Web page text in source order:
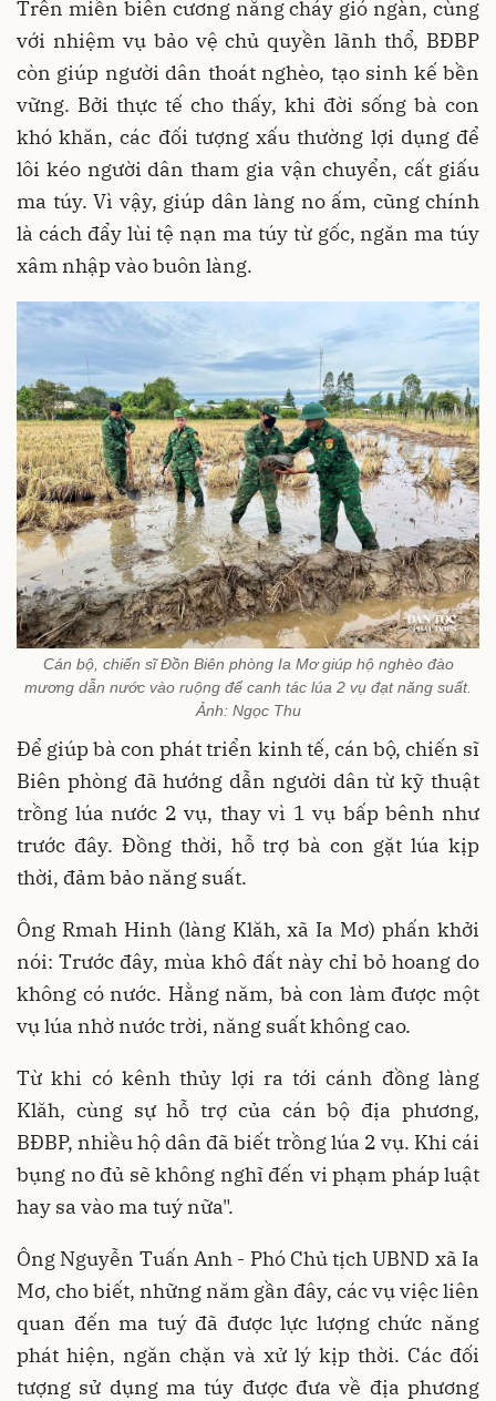
Trên miền biên cương nắng cháy gió ngàn, cùng
với nhiệm vụ bảo vệ chủ quyền lãnh thổ, BĐBP
còn giúp người dân thoát nghèo, tạo sinh kế bền
vững. Bởi thực tế cho thấy, khi đời sống bà con
khó khăn, các đối tượng xấu thường lợi dụng để
lôi kéo người dân tham gia vận chuyển, cất giấu
ma túy. Vì vậy, giúp dân làng no ấm, cũng chính
là cách đẩy lùi tệ nạn ma túy từ gốc, ngăn ma túy
xâm nhập vào buôn làng.
Cán bộ, chiến sĩ Đồn Biên phòng Ia Mơ giúp hộ nghèo đào
mương dẫn nước vào ruộng để canh tác lúa 2 vụ đạt năng suất.
Ảnh: Ngọc Thu
Để giúp bà con phát triển kinh tế, cán bộ, chiến sĩ
Biên phòng đã hướng dẫn người dân từ kỹ thuật
trồng lúa nước 2 vụ, thay vì 1 vụ bấp bênh như
trước đây. Đồng thời, hỗ trợ bà con gặt lúa kịp
thời, đảm bảo năng suất.
Ông Rmah Hinh (làng Klăh, xã Ia Mơ) phấn khởi
nói: Trước đây, mùa khô đất này chỉ bỏ hoang do
không có nước. Hằng năm, bà con làm được một
vụ lúa nhờ nước trời, năng suất không cao.
Từ khi có kênh thủy lợi ra tới cánh đồng làng
Klăh, cùng sự hỗ trợ của cán bộ địa phương,
BĐBP, nhiều hộ dân đã biết trồng lúa 2 vụ. Khi cái
bụng no đủ sẽ không nghĩ đến vi phạm pháp luật
hay sa vào ma tuý nữa".
Ông Nguyễn Tuấn Anh - Phó Chủ tịch UBND xã Ia
Mơ, cho biết, những năm gần đây, các vụ việc liên
quan đến ma tuý đã được lực lượng chức năng
phát hiện, ngăn chặn và xử lý kịp thời. Các đối
tượng sử dụng ma túy được đưa về địa phương